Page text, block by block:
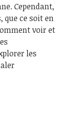
Cependant,
que ce soit en
voir et
les